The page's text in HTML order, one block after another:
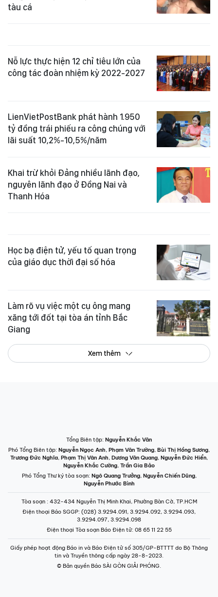
tàu cá
Nỗ lực thực hiện 12 chỉ tiêu lớn của
công tác đoàn nhiệm kỳ 2022-2027
LienVietPostBank phát hành 1.950
tỷ đồng trái phiếu ra công chúng với
lãi suất 10,2%-10,5%/năm
Khai trừ khỏi Đảng nhiều lãnh đạo,
nguyên lãnh đạo ở Đồng Nai và
Thanh Hóa
Học bạ điện tử, yếu tố quan trọng
của giáo dục thời đại số hóa
Làm rõ vụ việc một cụ ông mang
xăng tới đốt tại tòa án tỉnh Bắc
Giang
Xem thêm
Tổng Biên tập: Nguyễn Khắc Văn
Phó Tổng Biên tập: Nguyễn Ngọc Anh, Phạm Văn Trường, Bùi Thị Hồng Sương,
Trương Đức Nghĩa, Phạm Thị Vân Anh, Dương Văn Quang, Nguyễn Đức Hiển,
Nguyễn Khắc Cường, Trần Gia Bảo
Phó Tổng Thư ký tòa soạn: Ngô Quang Trưởng, Nguyễn Chiến Dũng,
Nguyễn Phước Bình
Tòa soạn : 432-434 Nguyễn Thị Minh Khai, Phường Bàn Cờ, TP.HCM
Điện thoại Báo SGGP: (028) 3.9294.091, 3.9294.092, 3.9294.093,
3.9294.097, 3.9294.098
Điện thoại Tòa soạn Báo Điện tử: 08 65 11 22 55
Giấy phép hoạt động Báo in và Báo Điện tử số 305/GP-BTTTT do Bộ Thông
tin và Truyền thông cấp ngày 28-8-2023.
© Bản quyền Báo SÀI GÒN GIẢI PHÓNG.